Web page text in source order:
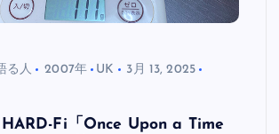
る人 2007年 UK
3月 13, 2025
Fi「Once Upon a Time